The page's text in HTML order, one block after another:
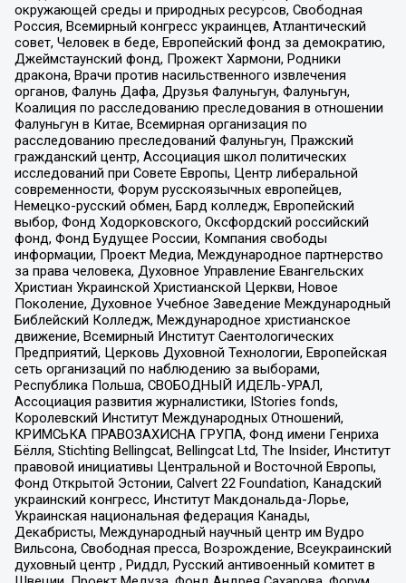
окружающей среды и природных ресурсов, Свободная
Россия, Всемирный конгресс украинцев, Атлантический
совет, Человек в беде, Европейский фонд за демократию,
Джеймстаунский фонд, Прожект Хармони, Родники
дракона, Врачи против насильственного извлечения
органов, Фалунь Дафа, Друзья Фалуньгун, Фалуньгун,
Коалиция по расследованию преследования в отношении
Фалуньгун в Китае, Всемирная организация по
расследованию преследований Фалуньгун, Пражский
гражданский центр, Ассоциация школ политических
исследований при Совете Европы, Центр либеральной
современности, Форум русскоязычных европейцев,
Немецко-русский обмен, Бард колледж, Европейский
выбор, Фонд Ходорковского, Оксфордский российский
фонд, Фонд Будущее России, Компания свободы
информации, Проект Медиа, Международное партнерство
за права человека, Духовное Управление Евангельских
Христиан Украинской Христианской Церкви, Новое
Поколение, Духовное Учебное Заведение Международный
Библейский Колледж, Международное христианское
движение, Всемирный Институт Саентологических
Предприятий, Церковь Духовной Технологии, Европейская
сеть организаций по наблюдению за выборами,
Республика Польша, СВОБОДНЫЙ ИДЕЛЬ-УРАЛ,
Ассоциация развития журналистики, IStories fonds,
Королевский Институт Международных Отношений,
КРИМСЬКА ПРАВОЗАХИСНА ГРУПА, Фонд имени Генриха
Бёлля, Stichting Bellingcat, Bellingcat Ltd, The Insider, Институт
правовой инициативы Центральной и Восточной Европы,
Фонд Открытой Эстонии, Calvert 22 Foundation, Канадский
украинский конгресс, Институт Макдональда-Лорье,
Украинская национальная федерация Канады,
Декабристы, Международный научный центр им Вудро
Вильсона, Свободная пресса, Возрождение, Всеукраинский
духовный центр , Риддл, Русский антивоенный комитет в